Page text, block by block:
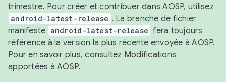
trimestre. Pour créer et contribuer dans AOSP, utilisez
android-latest-release . La branche de fichier
manifeste android-latest-release fera toujours
référence à la version la plus récente envoyée à AOSP.
Pour en savoir plus, consultez Modifications
apportées à AOSP.